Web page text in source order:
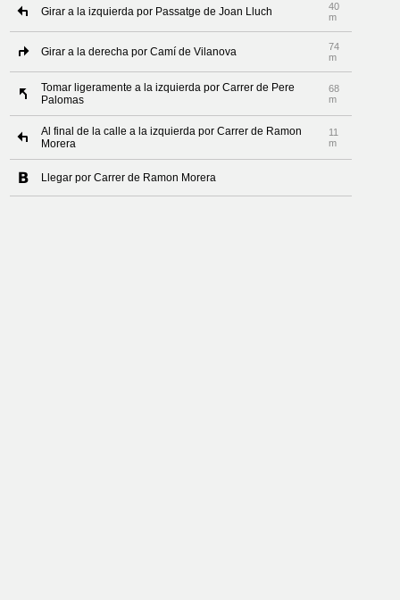
Girar a la izquierda por Passatge de Joan Lluch
40
m
Girar a la derecha por Camí de Vilanova
74
m
Tomar ligeramente a la izquierda por Carrer de Pere
Palomas
68
m
Al final de la calle a la izquierda por Carrer de Ramon
Morera
11
m
Llegar por Carrer de Ramon Morera